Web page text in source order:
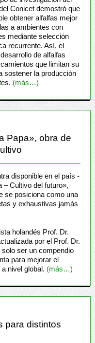
Conicet demostró que
obtener alfalfas mejor
a ambientes con
mediante selección
recurrente. Así, el
de alfalfas
que limitan su
sostener la producción
(más…)
Papa», obra de
disponible en el país -
– Cultivo del futuro»,
se posiciona como una
y exhaustivas jamás
holandés Prof. Dr.
por el Prof. Dr.
ser un compendio
para mejorar el
nivel global. (más…)
para distintos